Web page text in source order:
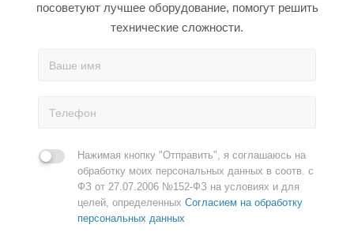
посоветуют лучшее оборудование, помогут решить
технические сложности.
Нажимая кнопку "Отправить", я соглашаюсь на
обработку моих персональных данных в соотв. с
ФЗ от 27.07.2006 №152-ФЗ на условиях и для
целей, определенных Согласием на обработку
персональных данных